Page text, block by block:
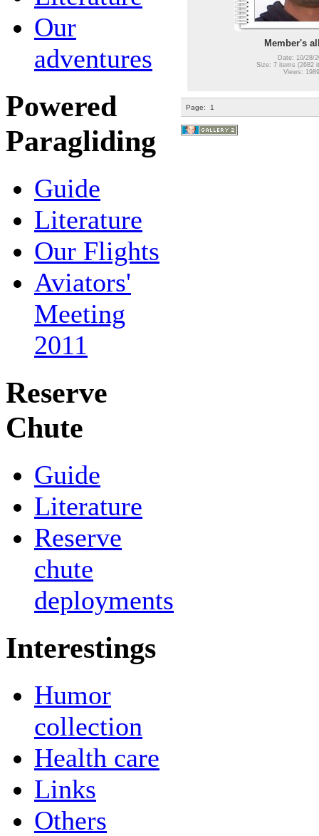
Our
adventures
Powered
Paragliding
Guide
Literature
Our Flights
Aviators'
Meeting
2011
Reserve
Chute
Guide
Literature
Reserve
chute
deployments
Interestings
Humor
collection
Health care
Links
Others
Member's
Date: 10/28/
Size: 7 items (2682
Views:
Page: 1